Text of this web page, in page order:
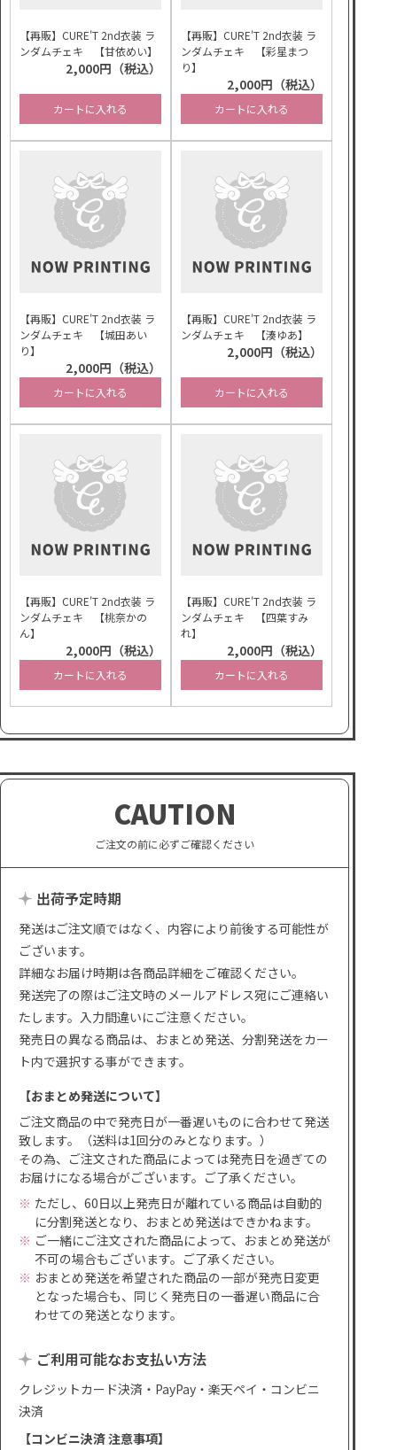
【再販】CURE'T 2nd衣装 ラ
ンダムチェキ 【甘依めい】
2,000円（税込）
カートに入れる
【再販】CURE'T 2nd衣装 ラ
ンダムチェキ 【彩星まつ
り】
2,000円（税込）
カートに入れる
【再販】CURE'T 2nd衣装 ラ
ンダムチェキ 【城田あい
り】
2,000円（税込）
カートに入れる
【再販】CURE'T 2nd衣装 ラ
ンダムチェキ 【湊ゆあ】
2,000円（税込）
カートに入れる
【再販】CURE'T 2nd衣装 ラ
ンダムチェキ 【桃奈かの
ん】
2,000円（税込）
カートに入れる
【再販】CURE'T 2nd衣装 ラ
ンダムチェキ 【四葉すみ
れ】
2,000円（税込）
カートに入れる
CAUTION
ご注文の前に必ずご確認ください
出荷予定時期
発送はご注文順ではなく、内容により前後する可能性が
ございます。
詳細なお届け時期は各商品詳細をご確認ください。
発送完了の際はご注文時のメールアドレス宛にご連絡い
たします。入力間違いにご注意ください。
発売日の異なる商品は、おまとめ発送、分割発送をカー
ト内で選択する事ができます。
【おまとめ発送について】
ご注文商品の中で発売日が一番遅いものに合わせて発送
致します。（送料は1回分のみとなります。）
その為、ご注文された商品によっては発売日を過ぎての
お届けになる場合がございます。ご了承ください。
ただし、60日以上発売日が離れている商品は自動的
に分割発送となり、おまとめ発送はできかねます。
ご一緒にご注文された商品によって、おまとめ発送が
不可の場合もございます。ご了承ください。
おまとめ発送を希望された商品の一部が発売日変更
となった場合も、同じく発売日の一番遅い商品に合
わせての発送となります。
ご利用可能なお支払い方法
クレジットカード決済・PayPay・楽天ペイ・コンビニ
決済
【コンビニ決済 注意事項】